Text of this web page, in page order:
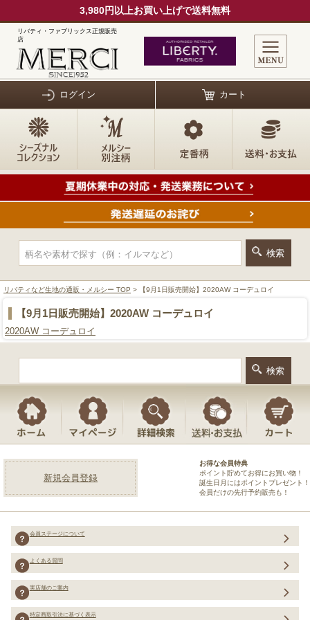
3,980円以上お買い上げで送料無料
リバティ・ファブリックス正規販売
店
ログイン カート
リバティなど生地の通販・メルシー TOP > 【9月1日販売開始】2020AW コーデュロイ
【9月1日販売開始】2020AW コーデュロイ
2020AW コーデュロイ
新規会員登録
お得な会員特典
ポイント貯めてお得にお買い物！
誕生日月にはポイントプレゼント！
会員だけの先行予約販売も！
会員ステージについて
よくある質問
実店舗のご案内
特定商取引法に基づく表示